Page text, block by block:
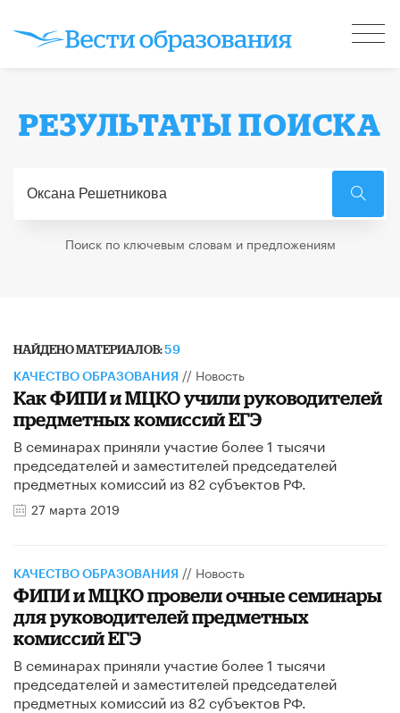
РЕЗУЛЬТАТЫ ПОИСКА
Поиск по ключевым словам и предложениям
НАЙДЕНО МАТЕРИАЛОВ:59
КАЧЕСТВО ОБРАЗОВАНИЯ // Новость
Как ФИПИ и МЦКО учили руководителей
предметных комиссий ЕГЭ
В семинарах приняли участие более 1 тысячи
председателей и заместителей председателей
предметных комиссий из 82 субъектов РФ.
27 марта 2019
КАЧЕСТВО ОБРАЗОВАНИЯ // Новость
ФИПИ и МЦКО провели очные семинары
для руководителей предметных
комиссий ЕГЭ
В семинарах приняли участие более 1 тысячи
председателей и заместителей председателей
предметных комиссий из 82 субъектов РФ.